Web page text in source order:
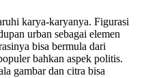
karya-karyanya. Figurasi
urban sebagai elemen
bisa bermula dari
bahkan aspek politis.
gambar dan citra bisa